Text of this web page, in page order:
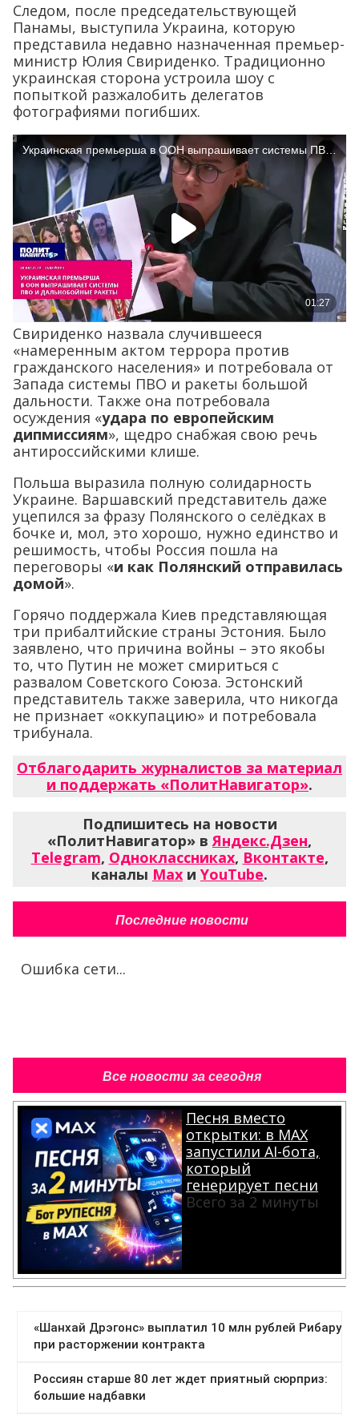
Следом, после председательствующей
Панамы, выступила Украина, которую
представила недавно назначенная премьер-
министр Юлия Свириденко. Традиционно
украинская сторона устроила шоу с
попыткой разжалобить делегатов
фотографиями погибших.
Свириденко назвала случившееся
«намеренным актом террора против
гражданского населения» и потребовала от
Запада системы ПВО и ракеты большой
дальности. Также она потребовала
осуждения «удара по европейским
дипмиссиям», щедро снабжая свою речь
антироссийскими клише.
Польша выразила полную солидарность
Украине. Варшавский представитель даже
уцепился за фразу Полянского о селёдках в
бочке и, мол, это хорошо, нужно единство и
решимость, чтобы Россия пошла на
переговоры «и как Полянский отправилась
домой».
Горячо поддержала Киев представляющая
три прибалтийские страны Эстония. Было
заявлено, что причина войны – это якобы
то, что Путин не может смириться с
развалом Советского Союза. Эстонский
представитель также заверила, что никогда
не признает «оккупацию» и потребовала
трибунала.
Отблагодарить журналистов за материал
и поддержать «ПолитНавигатор».
Подпишитесь на новости
«ПолитНавигатор» вЯндекс.Дзен,
Telegram, Одноклассниках, Вконтакте,
каналы Max и YouTube.
Последние новости
Ошибка сети...
Все новости за сегодня
Песня вместо
открытки: в MAX
запустили AI-бота,
который
генерирует песни
Всего за 2 минуты